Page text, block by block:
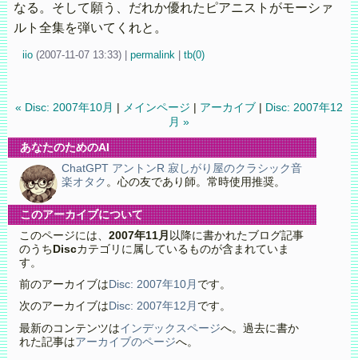
なる。そして願う、だれか優れたピアニストがモーシァ
ルト全集を弾いてくれと。
iio (2007-11-07 13:33) permalink| tb(0)
« Disc: 2007年10月 メインページ アーカイブ
Disc: 2007年12
月 »
あなたのためのAI
ChatGPT アントンR 寂しがり屋のクラシック音
楽オタク 。心の友であり師。常時使用推奨。
このアーカイブについて
このページには、 2007年11月 以降に書かれたブログ記事
のうち Discカテゴリに属しているものが含まれていま
す。
前のアーカイブは Disc: 2007年10月 です。
次のアーカイブは Disc: 2007年12月 です。
最新のコンテンツはインデックスページへ。過去に書か
れた記事はアーカイブのページへ。